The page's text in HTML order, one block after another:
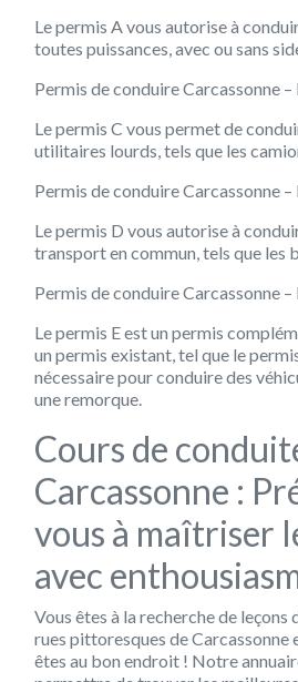
Le permis A vous autorise à
toutes puissances, avec ou sans
Permis de conduire Carcassonne –
Le permis C vous permet de
utilitaires lourds, tels que les
Permis de conduire Carcassonne –
Le permis D vous autorise à
transport en commun, tels que les
Permis de conduire Carcassonne –
Le permis E est un permis
un permis existant, tel que le
nécessaire pour conduire des
une remorque.
Cours de
Carcassonne :
vous à maîtriser
avec
Vous êtes à la recherche de leçons
rues pittoresques de Carcassonne
êtes au bon endroit ! Notre